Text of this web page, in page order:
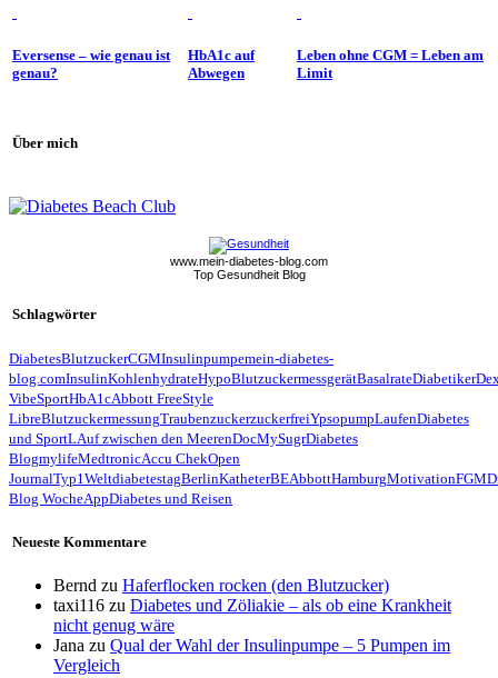
Eversense – wie genau ist
genau?
HbA1c auf
Abwegen
Leben ohne CGM = Leben am
Limit
Über mich
www.mein-diabetes-blog.com
Top Gesundheit Blog
Schlagwörter
DiabetesBlutzuckerCGMInsulinpumpemein-diabetes-
blog.comInsulinKohlenhydrateHypoBlutzuckermessgerätBasalrateDiabetiker
VibeSportHbA1cAbbott FreeStyle
LibreBlutzuckermessungTraubenzuckerzuckerfreiYpsopumpLaufenDiabetes
und SportLAuf zwischen den MeerenDocMySugrDiabetes
BlogmylifeMedtronicAccu ChekOpen
JournalTyp1WeltdiabetestagBerlinKatheterBEAbbottHamburgMotivationFGM
Blog WocheAppDiabetes und Reisen
Neueste Kommentare
Bernd zu Haferflocken rocken (den Blutzucker)
taxi116 zu Diabetes und Zöliakie – als ob eine Krankheit
nicht genug wäre
Jana zu Qual der Wahl der Insulinpumpe – 5 Pumpen im
Vergleich